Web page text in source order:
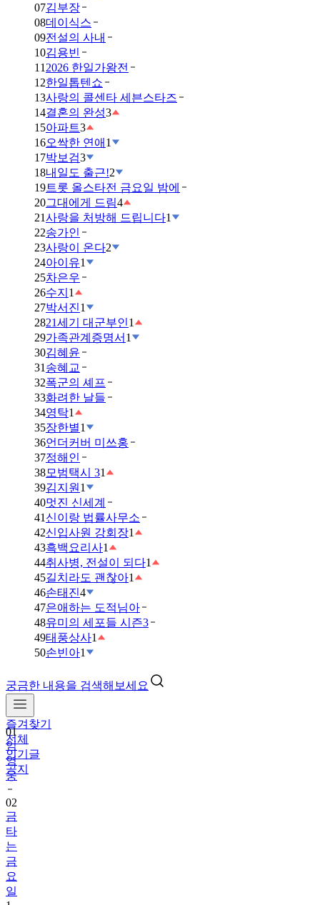
07김부장
08데이식스
09전설의 사내
10김용빈
11 2026 한일가왕전
12한일톱텐쇼
13사랑의 콜센타 세븐스타즈
14결혼의 완성3
15아파트3
16오싹한 연애 1
17박보검3
18내일도 출근!2
19트롯 올스타전 금요일 밤에
20그대에게 드림4
21사랑을 처방해 드립니다1
22송가인
23사랑이 온다2
24아이유1
25차은우
26수지 1
27박서진1
2821세기 대군부인1
29가족관계증명서 1
30김혜윤
31 송혜교
32폭군의 셰프
33화려한 날들
34영탁1
35장한별1
36언더커버 미쓰홍
37정해인
38모범택시 31
39김지원 1
40멋진 신세계
41 신이랑 법률사무소
42신입사원 강회장1
43흑백요리사1
44취사병, 전설이 되다1
45길치라도 괜찮아1
46손태진4
47은애하는 도적님아
48유미의 세포들 시즌3
49태풍상사1
50손빈아1
궁금한 내용을 검색해보세요
즐겨찾기
전체
인기글
공지
01
임
영
웅
02
금
타
는
금
요
일